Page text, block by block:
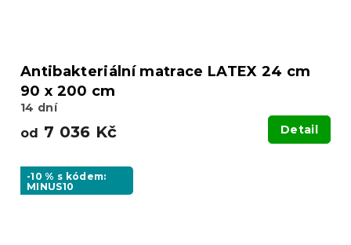
Antibakteriální matrace LATEX 24 cm
90 x 200 cm
14 dní
od 7 036 Kč Detail
-10 % s kódem:
MINUS10